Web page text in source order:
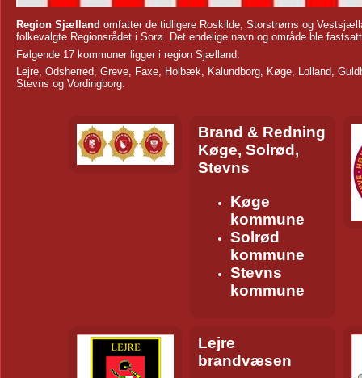
Region Sjælland omfatter de tidligere Roskilde, Storstrøms og
folkevalgte Regionsrådet i Sorø. Det endelige navn og område ble
Følgende 17 kommuner ligger i region Sjælland:
Lejre, Odsherred, Greve, Faxe, Holbæk, Kalundborg, Køge, Lolland,
Stevns og Vordingborg.
Brand & Redning
Køge, Solrød,
Stevns
Køge
kommune
Solrød
kommune
Stevns
kommune
Lejre
brandvæsen